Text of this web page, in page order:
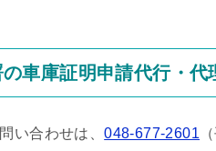
車庫証明申請代行・
い合わせは、048-677-2601